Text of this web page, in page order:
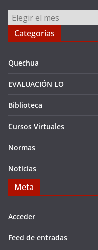
Archivos
Categorías
Quechua
EVALUACIÓN LO
Biblioteca
Cursos Virtuales
Normas
Noticias
Meta
Acceder
Feed de entradas